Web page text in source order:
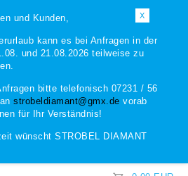
X
und Kunden,
kann es bei Anfragen in der
und 21.08.2026 teilweise zu
bitte telefonisch 07231 / 56
strobeldiamant@gmx.de vorab
für Ihr Verständnis!
wünscht STROBEL DIAMANT